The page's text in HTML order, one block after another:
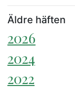
Äldre häften
2026
2024
2022